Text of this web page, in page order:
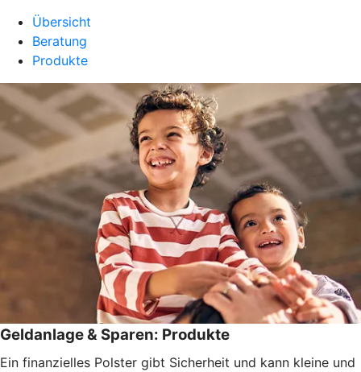
Übersicht
Beratung
Produkte
Geldanlage & Sparen: Produkte
Ein finanzielles Polster gibt Sicherheit und kann kleine und